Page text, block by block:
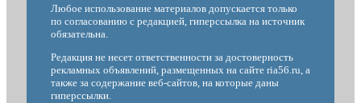
Любое использование материалов допускается только
по согласованию с редакцией, гиперссылка на источник
обязательна.
Редакция не несет ответственности за достоверность
рекламных объявлений, размещенных на сайте ria56.ru, а
также за содержание веб-сайтов, на которые даны
гиперссылки.